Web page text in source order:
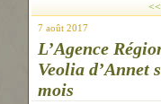
7 août 2017
L’Agence
Veolia d’Annet
mois